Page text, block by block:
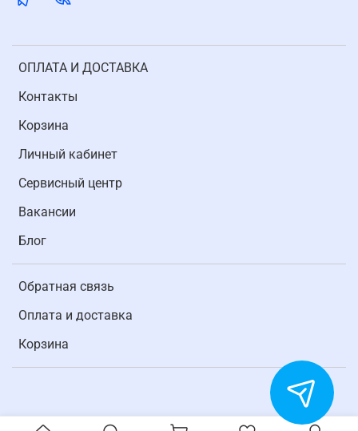
ОПЛАТА И ДОСТАВКА
Контакты
Корзина
Личный кабинет
Cервисный центр
Вакансии
Блог
Обратная связь
Оплата и доставка
Корзина